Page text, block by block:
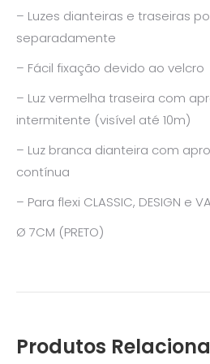
– Luzes dianteiras e traseiras
separadamente
– Fácil fixação devido ao velcro
– Luz vermelha traseira com
intermitente (visível até 10m)
– Luz branca dianteira com
contínua
– Para flexi CLASSIC, DESIGN e
Ø 7CM (PRETO)
Produtos